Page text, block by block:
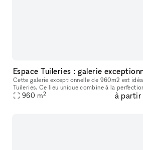
Espace Tuileries : galerie
Cette galerie exceptionnelle de 960m2 est
Tuileries. Ce lieu unique combine à la
industriel
960 m2 à partir